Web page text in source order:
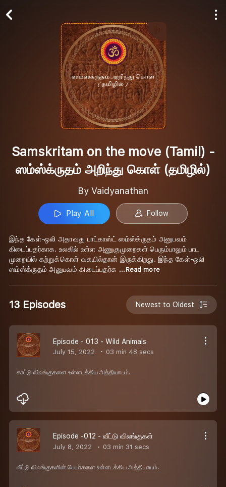
Samskritam on the move (Tamil) -
ஸம்ஸ்க்ருதம் அறிந்து கொள் (தமிழில்)
By Vaidyanathan
Play All Follow
இந்த கேள்-ஒலி அதாவது பாட்காஸ்ட் ஸம்ஸ்க்ருதம் அனுபவம்
கிடைப்பதர்காக. உலகில் உள்ள அணுகுமுறைகள் பெரும்பாலும் பாட
முறையில் கற்றுக்கொள் வகயில்தான் இருக்கிறது. இந்த கேள்-ஒலி
ஸம்ஸ்க்ருதம் அனுபவம் கிடைப்பதர்க ...Read more
13 Episodes Newest to Oldest
Episode - 013 - Wild Animals
July 15, 2022 03 min 48 secs
காட்டு விலங்குகளை உள்ளடக்கிய அத்தியாயம்.
Episode -012 - வீட்டு விலங்குகள்
July 8, 2022 03 min 31 secs
வீட்டு விலங்குகளின் பெயர்களை உள்ளடக்கிய அத்தியாயம்.